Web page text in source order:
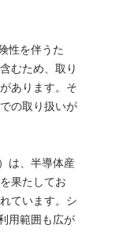
性を伴うた
むため、取り
あります。そ
の取り扱いが
は、半導体産
果たしてお
ています。シ
用範囲も広が